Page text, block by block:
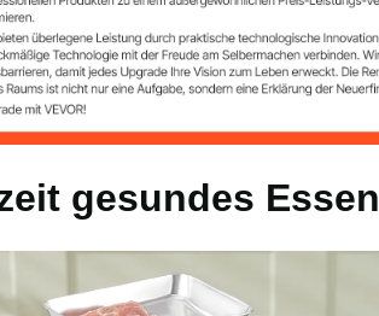
W)
gesundes Essen